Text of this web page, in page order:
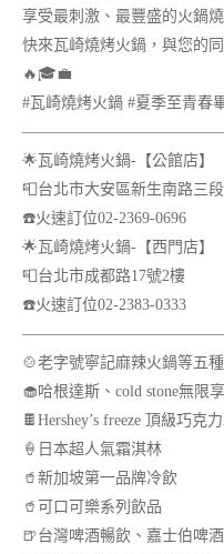
享受最刺激、最豐盛的火鍋燒
快來瓦崎燒烤火鍋，與您的
🔥🎓💼
#瓦崎燒烤火鍋 #夏季至青春
🌟瓦崎燒烤火鍋-【公館店】
📮台北市大安區新生南路三
☎️火速訂位02-2369-0696
🌟瓦崎燒烤火鍋-【西門店】
📮台北市成都路17號2樓
☎️火速訂位02-2383-0333
🍲老字號寧記麻辣火鍋等五
🧁哈根達斯、cold stone無限
🍫Hershey’s freeze 頂級巧克
🍦日本超人氣霜淇林
🥤新加坡第一品牌冷飲
🥤可口可樂系列飲品
🍺台灣啤酒暢飲、嘉士伯啤